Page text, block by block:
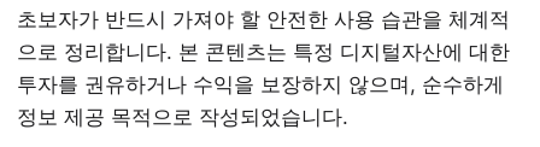
초보자가 반드시 가져야 할 안전한 사용 습관을 체계적
으로 정리합니다. 본 콘텐츠는 특정 디지털자산에 대한
투자를 권유하거나 수익을 보장하지 않으며, 순수하게
정보 제공 목적으로 작성되었습니다.